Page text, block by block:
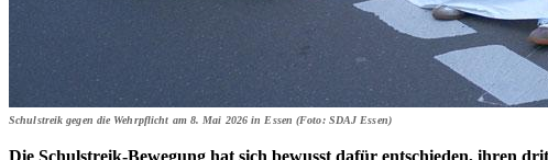
Schulstreik gegen die Wehrpflicht am 8. Mai 2026 in Essen (Foto: SDAJ Essen)